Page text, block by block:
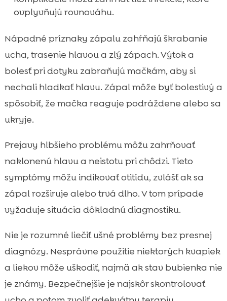
ovplyvňujú rovnováhu.
Nápadné príznaky zápalu zahŕňajú škrabanie
ucha, trasenie hlavou a zlý zápach. Výtok a
bolesť pri dotyku zabraňujú mačkám, aby si
nechali hladkať hlavu. Zápal môže byť bolestivý a
spôsobiť, že mačka reaguje podráždene alebo sa
ukryje.
Prejavy hlbšieho problému môžu zahrňovať
naklonenú hlavu a neistotu pri chôdzi. Tieto
symptómy môžu indikovať otitídu, zvlášť ak sa
zápal rozširuje alebo trvá dlho. V tom prípade
vyžaduje situácia dôkladnú diagnostiku.
Nie je rozumné liečiť ušné problémy bez presnej
diagnózy. Nesprávne použitie niektorých kvapiek
a liekov môže uškodiť, najmä ak stav bubienka nie
je známy. Bezpečnejšie je najskôr skontrolovať